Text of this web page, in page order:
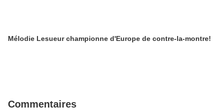
Mélodie Lesueur championne d'Europe de contre-la-montre!
Commentaires